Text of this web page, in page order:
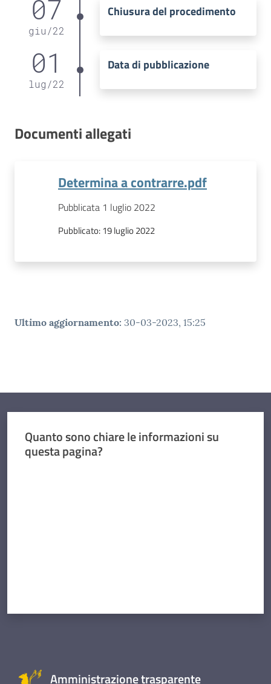
07
giu /22
Chiusura del procedimento
01
lug /22
Data di pubblicazione
Documenti allegati
Determina a contrarre.pdf
Pubblicata 1 luglio 2022
Pubblicato:19 luglio 2022
Ultimo aggiornamento: 30-03-2023, 15:25
Quanto sono chiare le informazioni su
questa pagina?
Amministrazione trasparente